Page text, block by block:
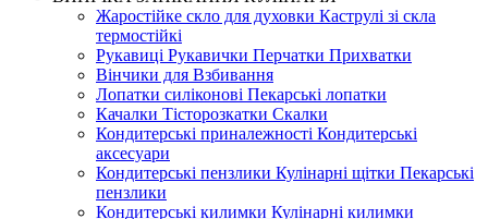
Жаростійке скло для духовки Каструлі зі скла
термостійкі
Рукавиці Рукавички Перчатки Прихватки
Вінчики для Взбивання
Лопатки силіконові Пекарські лопатки
Качалки Тісторозкатки Скалки
Кондитерські приналежності Кондитерські
аксесуари
Кондитерські пензлики Кулінарні щітки Пекарські
пензлики
Кондитерські килимки Кулінарні килимки